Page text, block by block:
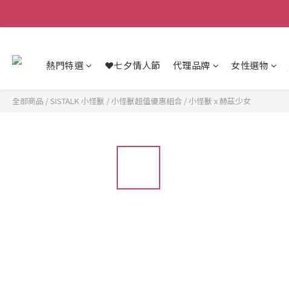
熱門特選 ❤️七夕情人節 代理品牌 女性選物
全部商品 /SISTALK 小怪獸 /小怪獸超值優惠組合 /小怪獸 x 赫茲少女